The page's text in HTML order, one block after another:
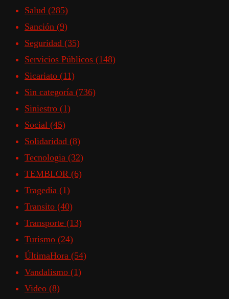
Salud (285)
Sanción (9)
Seguridad (35)
Servicios Públicos (148)
Sicariato (11)
Sin categoría (736)
Siniestro (1)
Social (45)
Solidaridad (8)
Tecnologia (32)
TEMBLOR (6)
Tragedia (1)
Transito (40)
Transporte (13)
Turismo (24)
ÚltimaHora (54)
Vandalismo (1)
Video (8)